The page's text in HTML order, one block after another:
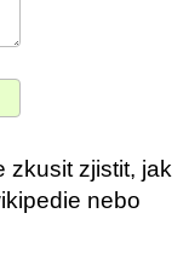
zkusit zjistit, jak
nebo